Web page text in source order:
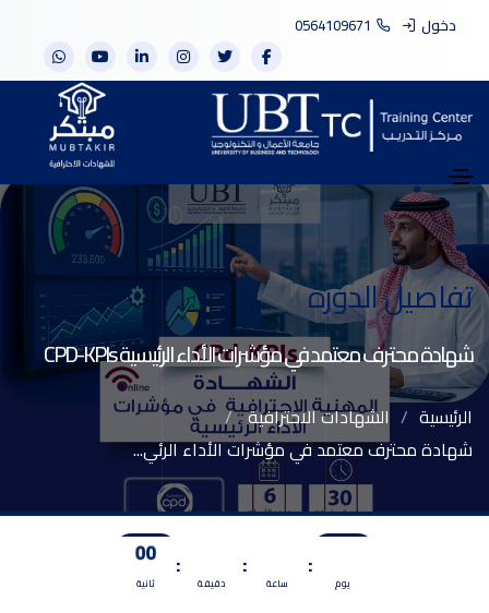
0564109671 دخول
تفاصيل الدورة
شهادة محترف معتمد في مؤشرات الأداء الرئيسية CPD-KPIs
الرئيسية
الشهادات الاحترافية
شهادة محترف معتمد في مؤشرات الأداء الرئي...
يوم : ساعة : دقيقة :
00
ثانية